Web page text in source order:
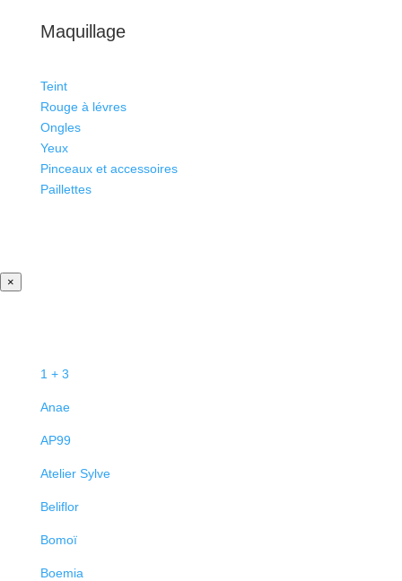
Maquillage
Teint
Rouge à lévres
Ongles
Yeux
Pinceaux et accessoires
Paillettes
×
1 + 3
Anae
AP99
Atelier Sylve
Beliflor
Bomoï
Boemia